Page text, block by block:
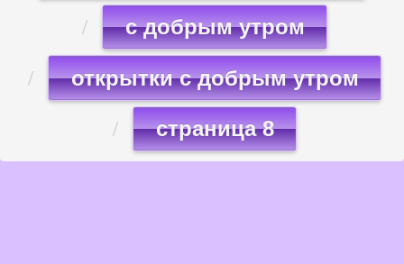
с добрым утром
открытки с добрым утром
страница 8